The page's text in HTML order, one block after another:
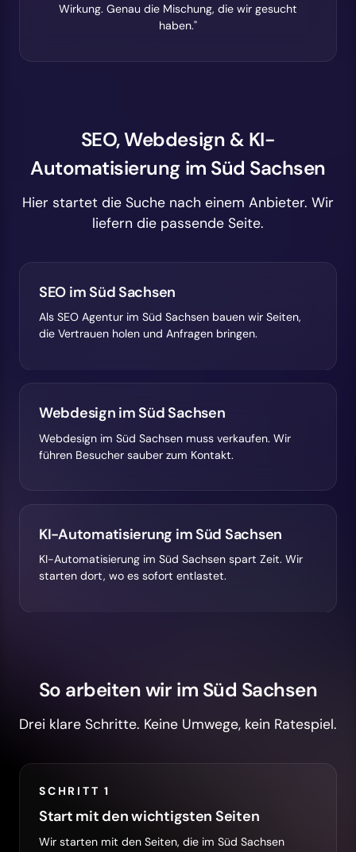
Wirkung. Genau die Mischung, die wir gesucht
haben."
SEO, Webdesign & KI-
Automatisierung im Süd Sachsen
Hier startet die Suche nach einem Anbieter. Wir
liefern die passende Seite.
SEO im Süd Sachsen
Als SEO Agentur im Süd Sachsen bauen wir Seiten,
die Vertrauen holen und Anfragen bringen.
Webdesign im Süd Sachsen
Webdesign im Süd Sachsen muss verkaufen. Wir
führen Besucher sauber zum Kontakt.
KI-Automatisierung im Süd Sachsen
KI-Automatisierung im Süd Sachsen spart Zeit. Wir
starten dort, wo es sofort entlastet.
So arbeiten wir im Süd Sachsen
Drei klare Schritte. Keine Umwege, kein Ratespiel.
SCHRITT 1
Start mit den wichtigsten Seiten
Wir starten mit den Seiten, die im Süd Sachsen